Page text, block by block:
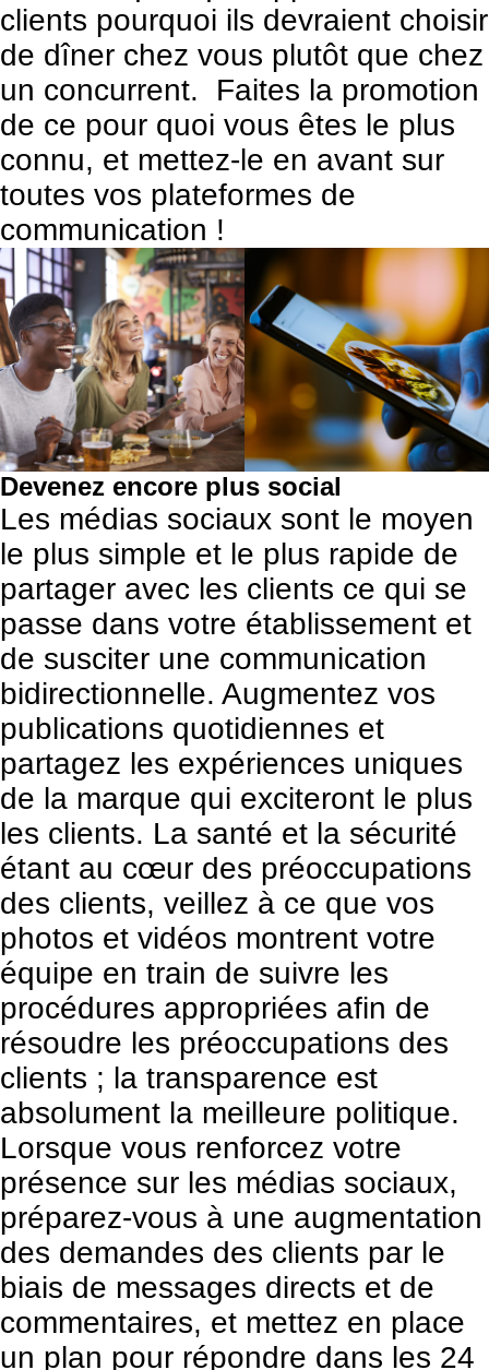
clients pourquoi ils devraient choisir
de dîner chez vous plutôt que chez
un concurrent. Faites la promotion
de ce pour quoi vous êtes le plus
connu, et mettez-le en avant sur
toutes vos plateformes de
communication !
Devenez encore plus social
Les médias sociaux sont le moyen
le plus simple et le plus rapide de
partager avec les clients ce qui se
passe dans votre établissement et
de susciter une communication
bidirectionnelle. Augmentez vos
publications quotidiennes et
partagez les expériences uniques
de la marque qui exciteront le plus
les clients. La santé et la sécurité
étant au cœur des préoccupations
des clients, veillez à ce que vos
photos et vidéos montrent votre
équipe en train de suivre les
procédures appropriées afin de
résoudre les préoccupations des
clients ; la transparence est
absolument la meilleure politique.
Lorsque vous renforcez votre
présence sur les médias sociaux,
préparez-vous à une augmentation
des demandes des clients par le
biais de messages directs et de
commentaires, et mettez en place
un plan pour répondre dans les 24